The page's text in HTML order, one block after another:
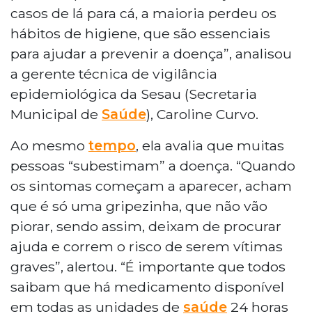
casos de lá para cá, a maioria perdeu os
hábitos de higiene, que são essenciais
para ajudar a prevenir a doença”, analisou
a gerente técnica de vigilância
epidemiológica da Sesau (Secretaria
Municipal de Saúde), Caroline Curvo.
Ao mesmo tempo, ela avalia que muitas
pessoas “subestimam” a doença. “Quando
os sintomas começam a aparecer, acham
que é só uma gripezinha, que não vão
piorar, sendo assim, deixam de procurar
ajuda e correm o risco de serem vítimas
graves”, alertou. “É importante que todos
saibam que há medicamento disponível
em todas as unidades de saúde 24 horas